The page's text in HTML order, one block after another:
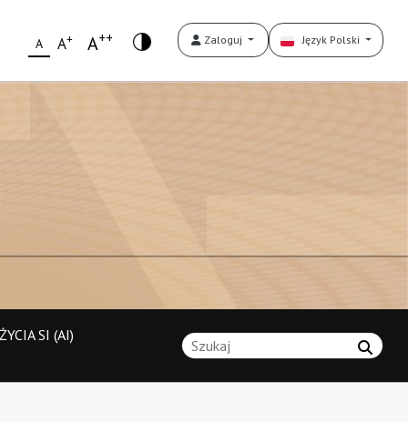
A A+ A++ Zaloguj Język Polski
SI (AI)